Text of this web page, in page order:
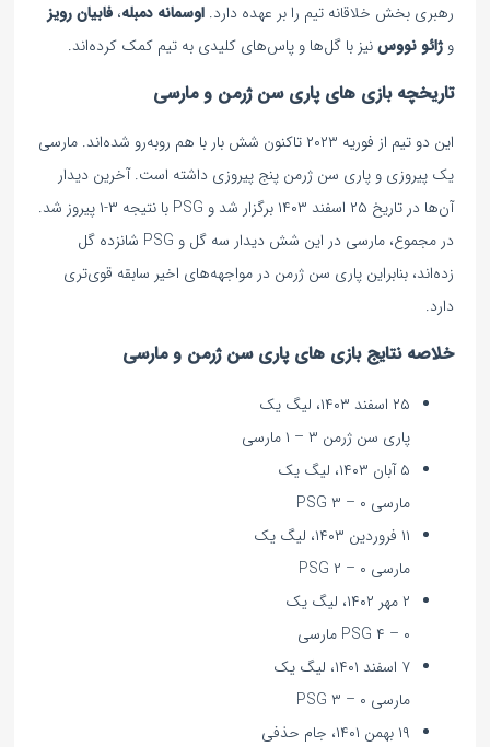
رهبری بخش خلاقانه تیم را بر عهده دارد.اوسمانه دمبله،فابیان رویز
وژائو نووسنیز با گل‌ها و پاس‌های کلیدی به تیم کمک کرده‌اند.
تاریخچه بازی های پاری سن ژرمن و مارسی
این دو تیم از فوریه ۲۰۲۳ تاکنون شش بار با هم روبه‌رو شده‌اند. مارسی
یک پیروزی و پاری سن ژرمن پنج پیروزی داشته است. آخرین دیدار
آن‌ها در تاریخ ۲۵ اسفند ۱۴۰۳ برگزار شد و PSG با نتیجه ۳-۱ پیروز شد.
در مجموع، مارسی در این شش دیدار سه گل و PSG شانزده گل
زده‌اند، بنابراین پاری سن ژرمن در مواجهه‌های اخیر سابقه قوی‌تری
دارد.
خلاصه نتایج بازی های پاری سن ژرمن و مارسی
۲۵ اسفند ۱۴۰۳، لیگ یک
پاری سن ژرمن ۳ – ۱ مارسی
۵ آبان ۱۴۰۳، لیگ یک
مارسی ۰ – ۳ PSG
۱۱ فروردین ۱۴۰۳، لیگ یک
مارسی ۰ – ۲ PSG
۲ مهر ۱۴۰۲، لیگ یک
PSG ۴ – ۰ مارسی
۷ اسفند ۱۴۰۱، لیگ یک
مارسی ۰ – ۳ PSG
۱۹ بهمن ۱۴۰۱، جام حذفی